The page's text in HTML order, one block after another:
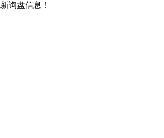
询盘信息！